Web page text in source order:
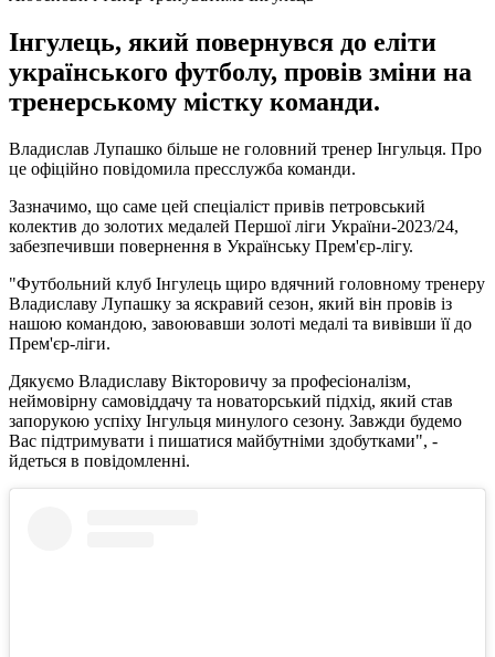
Інгулець, який повернувся до еліти
українського футболу, провів зміни на
тренерському містку команди.
Владислав Лупашко більше не головний тренер Інгульця. Про
це офіційно повідомила пресслужба команди.
Зазначимо, що саме цей спеціаліст привів петровський
колектив до золотих медалей Першої ліги України-2023/24,
забезпечивши повернення в Українську Прем'єр-лігу.
"Футбольний клуб Інгулець щиро вдячний головному тренеру
Владиславу Лупашку за яскравий сезон, який він провів із
нашою командою, завоювавши золоті медалі та вивівши її до
Прем'єр-ліги.
Дякуємо Владиславу Вікторовичу за професіоналізм,
неймовірну самовіддачу та новаторський підхід, який став
запорукою успіху Інгульця минулого сезону. Завжди будемо
Вас підтримувати і пишатися майбутніми здобутками", -
йдеться в повідомленні.